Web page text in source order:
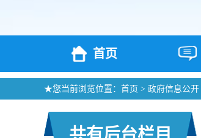
首页
★您当前浏览位置： 首页 > 政府信息公开